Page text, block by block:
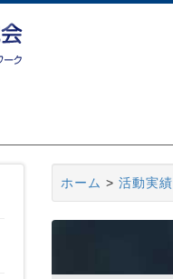
ホーム > 活動実績